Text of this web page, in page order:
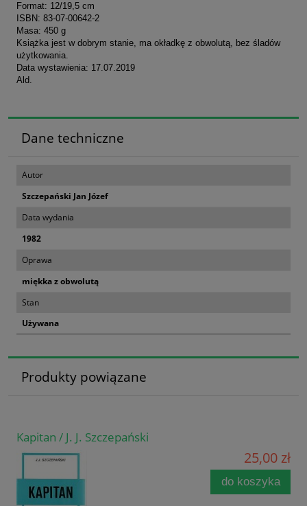
Format: 12/19,5 cm
ISBN: 83-07-00642-2
Masa: 450 g
Książka jest w dobrym stanie, ma okładkę z obwolutą, bez śladów
użytkowania.
Data wystawienia: 17.07.2019
Ald.
Dane techniczne
Autor
Szczepański Jan Józef
Data wydania
1982
Oprawa
miękka z obwolutą
Stan
Używana
Produkty powiązane
Kapitan / J. J. Szczepański
25,00 zł
do koszyka